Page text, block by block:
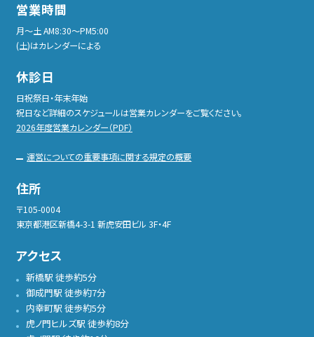
営業時間
月〜土 AM8:30〜PM5:00
(土)はカレンダーによる
休診日
日祝祭日・年末年始
祝日など詳細のスケジュールは営業カレンダーをご覧ください。
2026年度営業カレンダー（PDF）
運営についての重要事項に関する規定の概要
住所
〒105-0004
東京都港区新橋4-3-1 新虎安田ビル 3F・4F
アクセス
新橋駅 徒歩約5分
御成門駅 徒歩約7分
内幸町駅 徒歩約5分
虎ノ門ヒルズ駅 徒歩約8分